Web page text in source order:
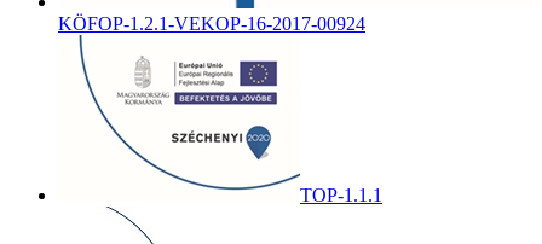
KÖFOP-1.2.1-VEKOP-16-2017-00924
TOP-1.1.1